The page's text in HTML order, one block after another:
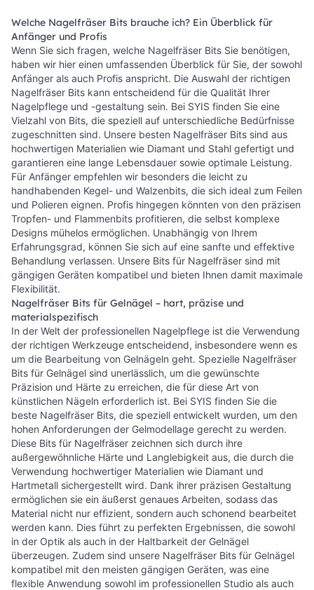
Welche Nagelfräser Bits brauche ich? Ein Überblick für
Anfänger und Profis
Wenn Sie sich fragen, welche Nagelfräser Bits Sie benötigen,
haben wir hier einen umfassenden Überblick für Sie, der sowohl
Anfänger als auch Profis anspricht. Die Auswahl der richtigen
Nagelfräser Bits kann entscheidend für die Qualität Ihrer
Nagelpflege und -gestaltung sein. Bei SYIS finden Sie eine
Vielzahl von Bits, die speziell auf unterschiedliche Bedürfnisse
zugeschnitten sind. Unsere besten Nagelfräser Bits sind aus
hochwertigen Materialien wie Diamant und Stahl gefertigt und
garantieren eine lange Lebensdauer sowie optimale Leistung.
Für Anfänger empfehlen wir besonders die leicht zu
handhabenden Kegel- und Walzenbits, die sich ideal zum Feilen
und Polieren eignen. Profis hingegen könnten von den präzisen
Tropfen- und Flammenbits profitieren, die selbst komplexe
Designs mühelos ermöglichen. Unabhängig von Ihrem
Erfahrungsgrad, können Sie sich auf eine sanfte und effektive
Behandlung verlassen. Unsere Bits für Nagelfräser sind mit
gängigen Geräten kompatibel und bieten Ihnen damit maximale
Flexibilität.
Nagelfräser Bits für Gelnägel – hart, präzise und
materialspezifisch
In der Welt der professionellen Nagelpflege ist die Verwendung
der richtigen Werkzeuge entscheidend, insbesondere wenn es
um die Bearbeitung von Gelnägeln geht. Spezielle Nagelfräser
Bits für Gelnägel sind unerlässlich, um die gewünschte
Präzision und Härte zu erreichen, die für diese Art von
künstlichen Nägeln erforderlich ist. Bei SYIS finden Sie die
beste Nagelfräser Bits, die speziell entwickelt wurden, um den
hohen Anforderungen der Gelmodellage gerecht zu werden.
Diese Bits für Nagelfräser zeichnen sich durch ihre
außergewöhnliche Härte und Langlebigkeit aus, die durch die
Verwendung hochwertiger Materialien wie Diamant und
Hartmetall sichergestellt wird. Dank ihrer präzisen Gestaltung
ermöglichen sie ein äußerst genaues Arbeiten, sodass das
Material nicht nur effizient, sondern auch schonend bearbeitet
werden kann. Dies führt zu perfekten Ergebnissen, die sowohl
in der Optik als auch in der Haltbarkeit der Gelnägel
überzeugen. Zudem sind unsere Nagelfräser Bits für Gelnägel
kompatibel mit den meisten gängigen Geräten, was eine
flexible Anwendung sowohl im professionellen Studio als auch